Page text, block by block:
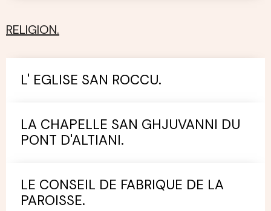
RELIGION.
L' EGLISE SAN ROCCU.
LA CHAPELLE SAN GHJUVANNI DU
PONT D'ALTIANI.
LE CONSEIL DE FABRIQUE DE LA
PAROISSE.